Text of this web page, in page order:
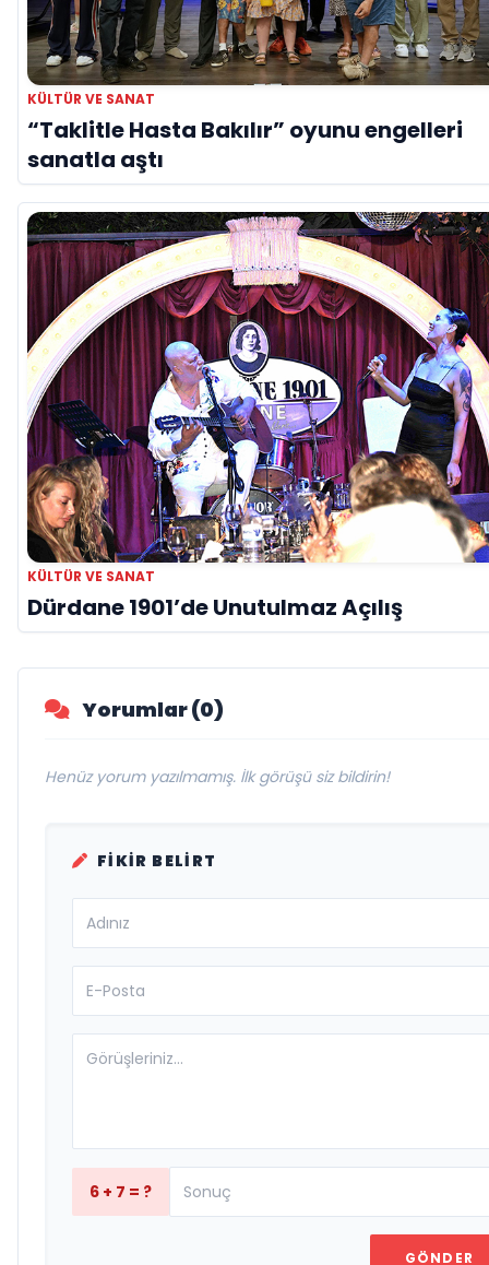
KÜLTÜR VE SANAT
“Taklitle Hasta Bakılır” oyunu engelleri
sanatla aştı
KÜLTÜR VE SANAT
Dürdane 1901’de Unutulmaz Açılış
Yorumlar (0)
Henüz yorum yazılmamış. İlk görüşü siz bildirin!
FIKIR BELIRT
6 + 7 = ?
GÖNDER